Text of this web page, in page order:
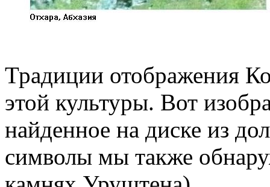
Традиции отображения
этой культуры. Вот
найденное на диске из
символы мы также